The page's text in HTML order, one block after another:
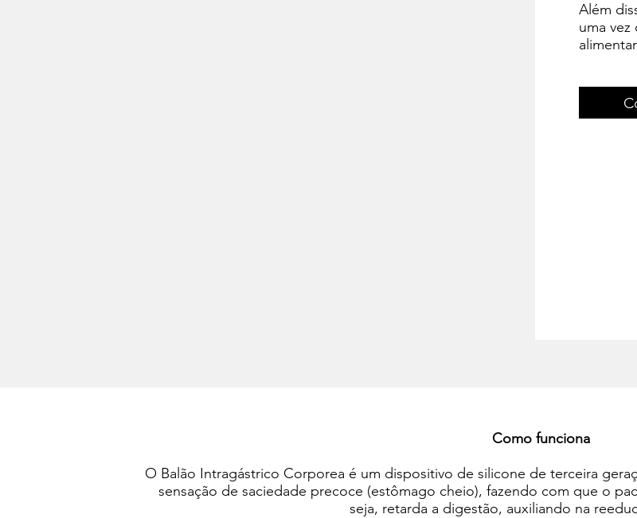
Além
uma
Como funciona
O Balão Intragástrico Corporea é um dispositivo de silicone de terceira
sensação de saciedade precoce (estômago cheio), fazendo com que o
seja, retarda a digestão, auxiliando na